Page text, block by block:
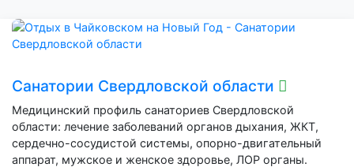
Санатории Свердловской области
Медицинский профиль санаториев Свердловской
области: лечение заболеваний органов дыхания, ЖКТ,
сердечно-сосудистой системы, опорно-двигательный
аппарат, мужское и женское здоровье, ЛОР органы.